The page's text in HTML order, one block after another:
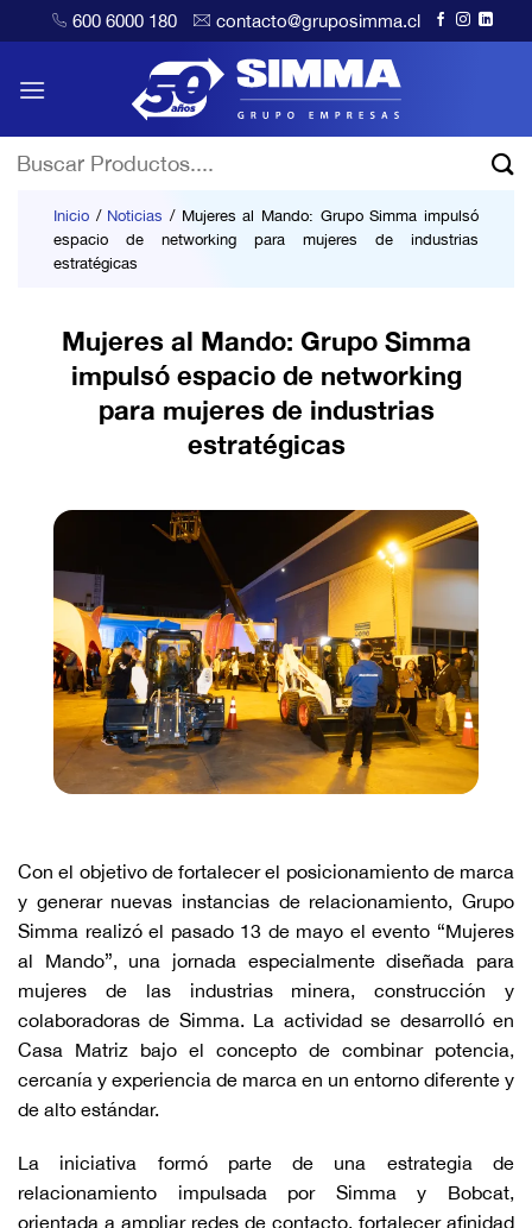
al
600 6000 180 contacto@gruposimma.cl
por:
Inicio / Noticias / Mujeres al Mando: Grupo Simma impulsó
espacio de networking para mujeres de industrias
estratégicas
Mujeres al Mando: Grupo Simma
impulsó espacio de networking
para mujeres de industrias
estratégicas
Con el objetivo de fortalecer el posicionamiento de marca
y generar nuevas instancias de relacionamiento, Grupo
Simma realizó el pasado 13 de mayo el evento “Mujeres
al Mando”, una jornada especialmente diseñada para
mujeres de las industrias minera, construcción y
colaboradoras de Simma. La actividad se desarrolló en
Casa Matriz bajo el concepto de combinar potencia,
cercanía y experiencia de marca en un entorno diferente y
de alto estándar.
La iniciativa formó parte de una estrategia de
relacionamiento impulsada por Simma y Bobcat,
orientada a ampliar redes de contacto, fortalecer afinidad